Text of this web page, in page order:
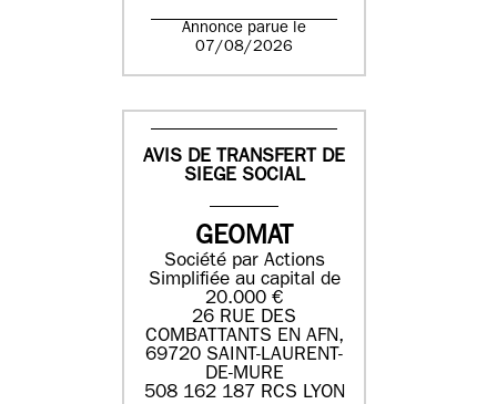
Annonce parue le
07/08/2026
AVIS DE TRANSFERT DE
SIEGE SOCIAL
GEOMAT
Société par Actions
Simplifiée au capital de
20.000 €
26 RUE DES
COMBATTANTS EN AFN,
69720 SAINT-LAURENT-
DE-MURE
508 162 187 RCS LYON